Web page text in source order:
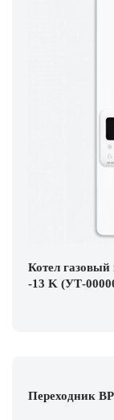
Котел
-13 K (УТ-
Переходник